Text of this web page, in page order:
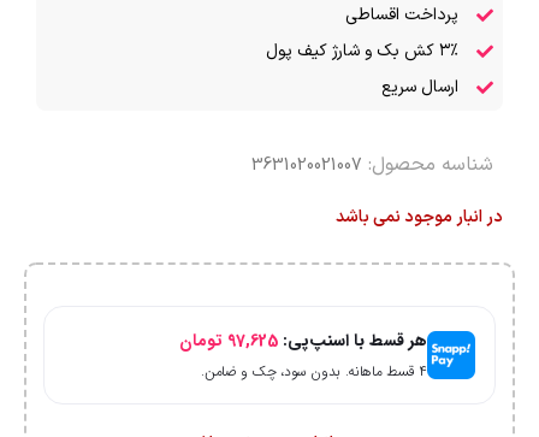
پرداخت اقساطی
۳٪ کش بک و شارژ کیف پول
ارسال سریع
شناسه محصول: 3631020021007
در انبار موجود نمی باشد
هر قسط با اسنپ‌پی: 97,625 تومان
۴ قسط ماهانه. بدون سود، چک و ضامن.